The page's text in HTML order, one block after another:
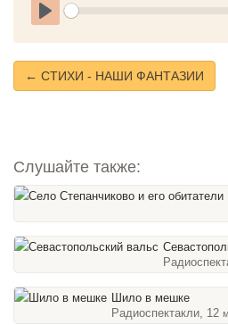
Play
← СТИХИ - НАШИ ФАНТАЗИИ
Слушайте также:
Шило в мешке
Радиоспектакли, 12